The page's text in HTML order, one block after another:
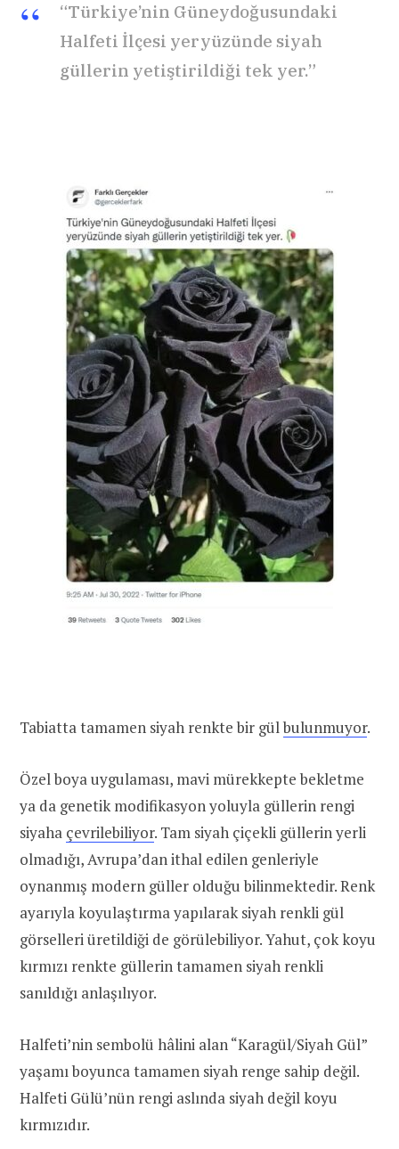
“Türkiye’nin Güneydoğusundaki
Halfeti İlçesi yeryüzünde siyah
güllerin yetiştirildiği tek yer.”
Tabiatta tamamen siyah renkte bir gülbulunmuyor.
Özel boya uygulaması, mavi mürekkepte bekletme
ya da genetik modifikasyon yoluyla güllerin rengi
siyaha çevrilebiliyor. Tam siyah çiçekli güllerin yerli
olmadığı, Avrupa’dan ithal edilen genleriyle
oynanmış modern güller olduğu bilinmektedir. Renk
ayarıyla koyulaştırma yapılarak siyah renkli gül
görselleri üretildiği de görülebiliyor. Yahut, çok koyu
kırmızı renkte güllerin tamamen siyah renkli
sanıldığı anlaşılıyor.
Halfeti’nin sembolü hâlini alan “Karagül/Siyah Gül”
yaşamı boyunca tamamen siyah renge sahip değil.
Halfeti Gülü’nün rengi aslında siyah değil koyu
kırmızıdır.